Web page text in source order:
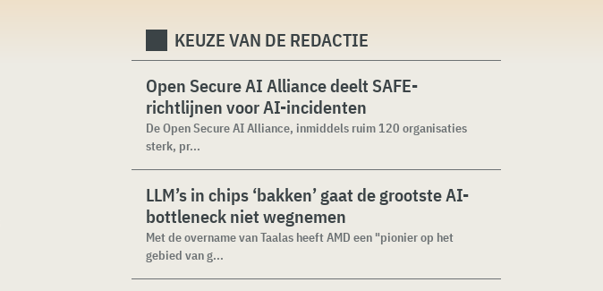
KEUZE VAN DE REDACTIE
Open Secure AI Alliance deelt SAFE-
richtlijnen voor AI-incidenten
De Open Secure AI Alliance, inmiddels ruim 120 organisaties
sterk, pr...
LLM’s in chips ‘bakken’ gaat de grootste AI-
bottleneck niet wegnemen
Met de overname van Taalas heeft AMD een "pionier op het
gebied van g...